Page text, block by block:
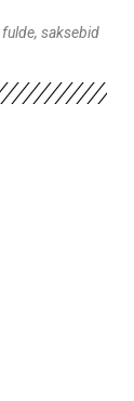
fulde, saksebid